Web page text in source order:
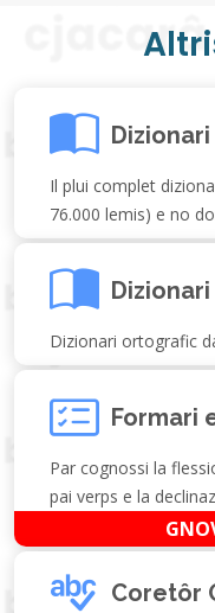
Il plui complet
76.000 lemis) e no
Dizionari ortografic
Formari
Par cognossi la
pai verps e la
Coretôr